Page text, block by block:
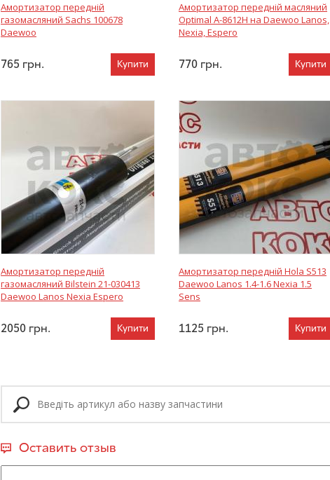
Амортизатор передній
газомасляний Sachs 100678
Daewoo
765 грн. Купити
Амортизатор передній масляний
Optimal A-8612H на Daewoo Lanos,
Nexia, Espero
770 грн. Купити
Амортизатор передній
газомасляний Bilstein 21-030413
Daewoo Lanos Nexia Espero
2050 грн. Купити
Амортизатор передній Hola S513
Daewoo Lanos 1.4-1.6 Nexia 1.5
Sens
1125 грн. Купити
Оставить отзыв